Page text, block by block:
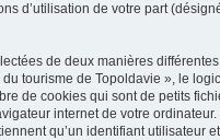
d’utilisation de votre part
de deux manières
tourisme de Topoldavie », le
de cookies qui sont de petits
internet de votre
qu’un identifiant utilisateur